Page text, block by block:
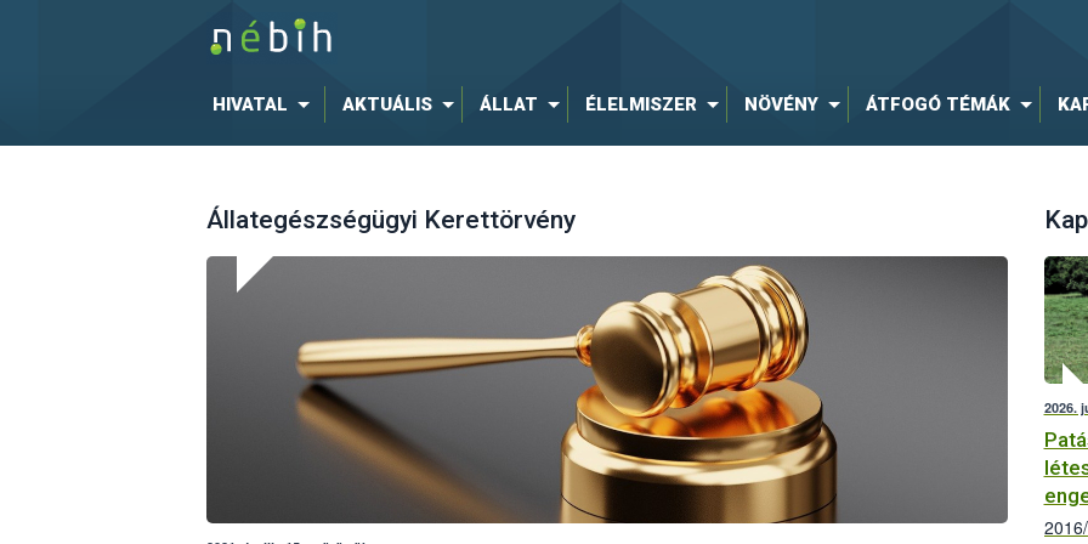
HIVATAL AKTUÁLIS ÁLLAT ÉLELMISZER NÖVÉNY ÁTFOGÓ TÉMÁK
Állategészségügyi Kerettörvény
2026.